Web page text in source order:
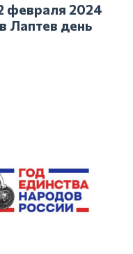
февраля 2024
Лаптев день